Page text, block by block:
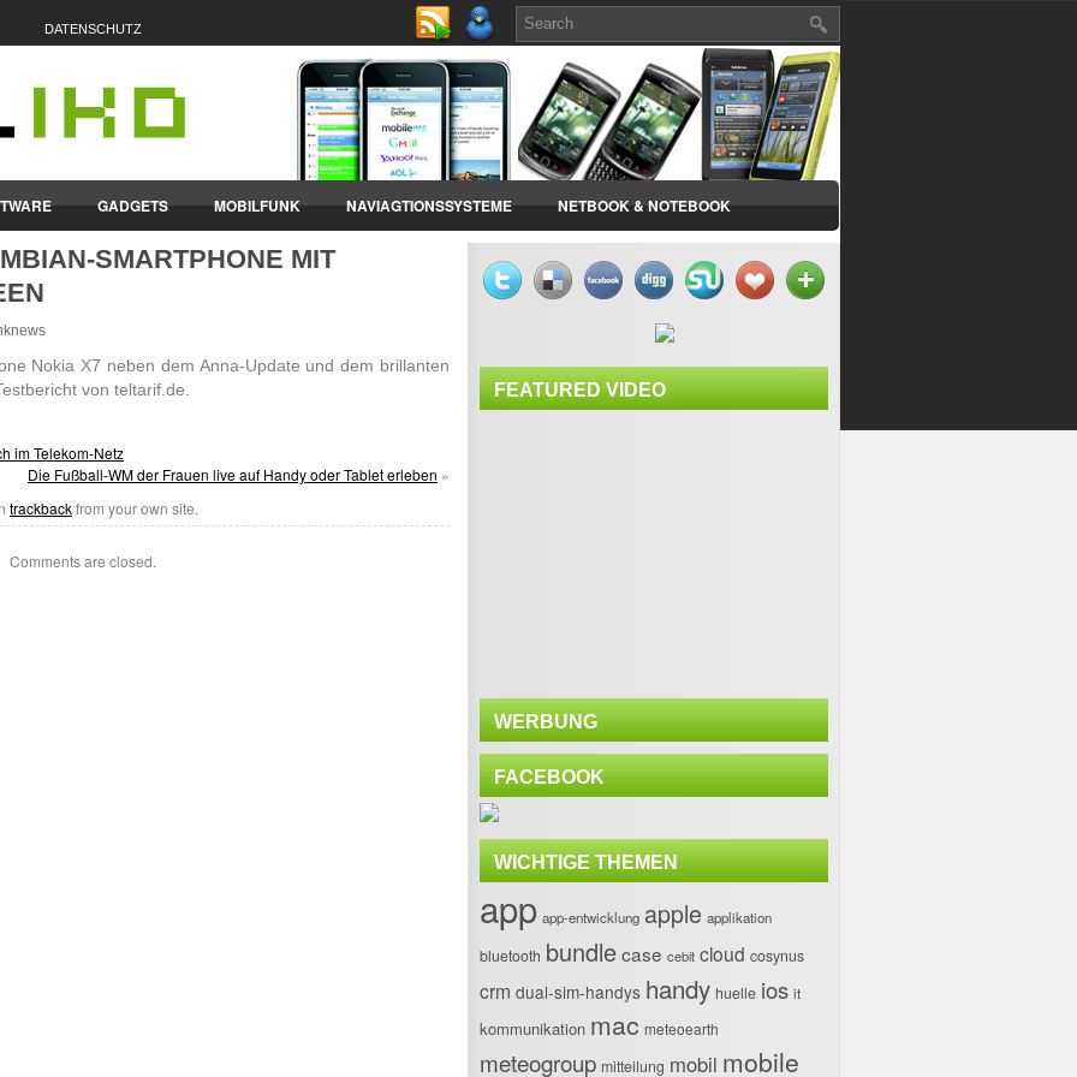
DATENSCHUTZ
GADGETS MOBILFUNK NAVIAGTIONSSYSTEME NETBOOK & NOTEBOOK
PCS VERTRÄGE & TARIFE
SMARTPHONE MIT
Nokia X7 neben dem Anna-Update und dem brillanten
von teltarif.de.
im Telekom-Netz
Die Fußball-WM der Frauen live auf Handy oder Tablet erleben »
trackbackfrom your own site.
Comments are closed.
FEATURED VIDEO
WERBUNG
FACEBOOK
WICHTIGE THEMEN
app app-entwicklung apple applikation
bluetooth bundlecase cebit cloud cosynus
crm dual-sim-handys handy huelle ios it
kommunikation mac meteoearth
meteogroup mitteilung mobil mobile